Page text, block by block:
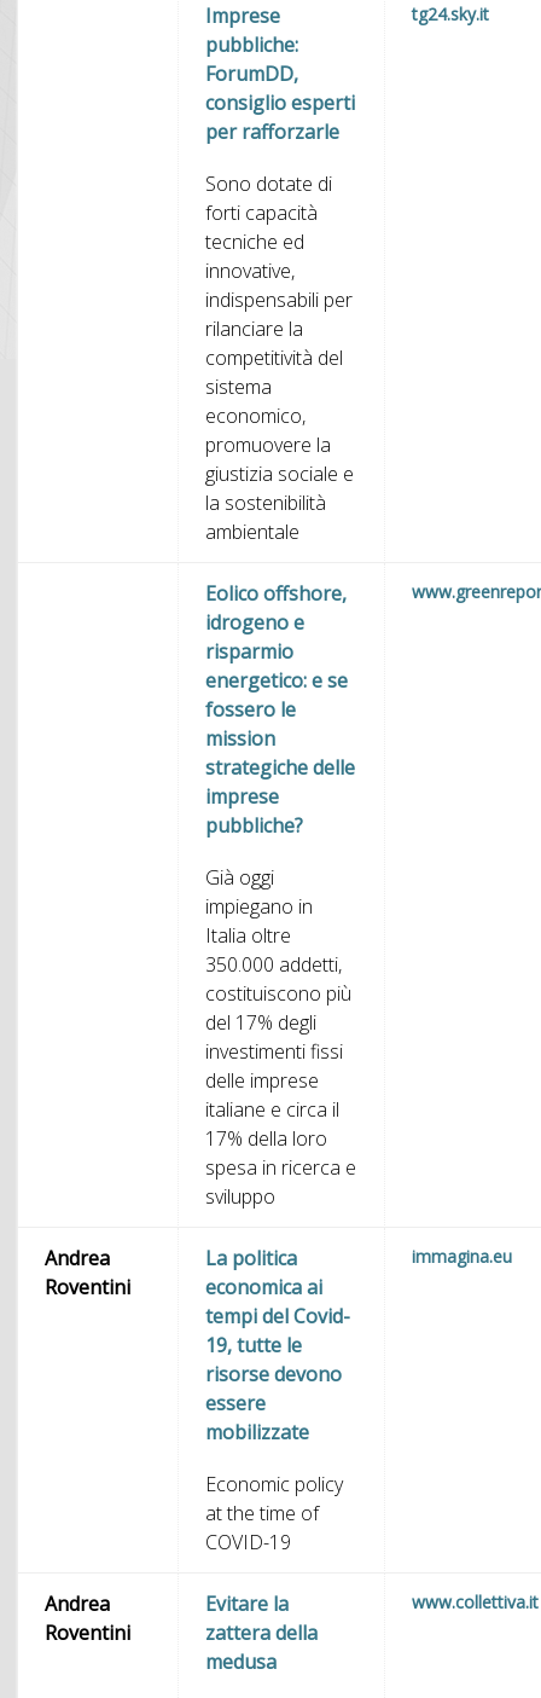
Imprese
pubbliche:
ForumDD,
consiglio esperti
per rafforzarle
Sono dotate di
forti capacità
tecniche ed
innovative,
indispensabili per
rilanciare la
competitività del
sistema
economico,
promuovere la
giustizia sociale e
la sostenibilità
ambientale
tg24.sky.it
Eolico offshore,
idrogeno e
risparmio
energetico: e se
fossero le
mission
strategiche delle
imprese
pubbliche?
Già oggi
impiegano in
Italia oltre
350.000 addetti,
costituiscono più
del 17% degli
investimenti fissi
delle imprese
italiane e circa il
17% della loro
spesa in ricerca e
sviluppo
Andrea
Roventini
La politica
economica ai
tempi del Covid-
19, tutte le
risorse devono
essere
mobilizzate
Economic policy
at the time of
COVID-19
immagina.eu
Andrea
Roventini
Evitare la
zattera della
medusa
www.collettiva.it